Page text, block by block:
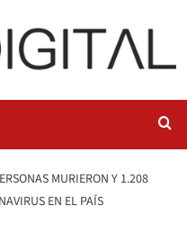
MURIERON Y 1.208
EN EL PAÍS